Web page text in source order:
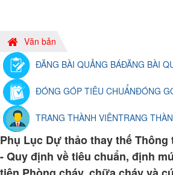
Văn bản
ĐĂNG BÀI QUẢNG BÁĐĂNG BÀI
ĐÓNG GÓP TIÊU CHUẨNĐÓNG
TRANG THÀNH VIÊNTRANG
Phụ Lục Dự thảo thay thế Thông
- Quy định về tiêu chuẩn, định